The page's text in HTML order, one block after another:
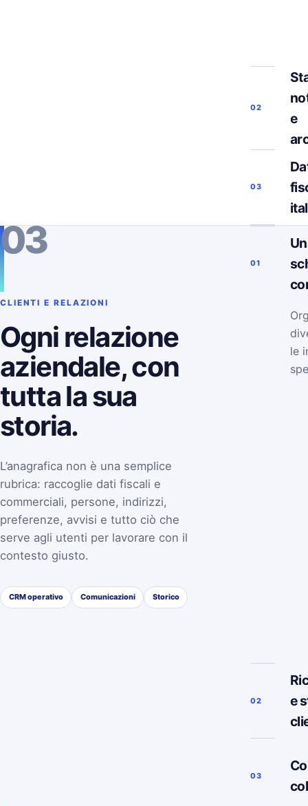
02
e
03
03
CLIENTI E RELAZIONI
Ogni relazione
aziendale, con
tutta la sua
storia.
L’anagrafica non è una semplice
rubrica: raccoglie dati fiscali e
commerciali, persone, indirizzi,
preferenze, avvisi e tutto ciò che
serve agli utenti per lavorare con il
contesto giusto.
CRM operativo Comunicazioni Storico
01
le
02
e
03